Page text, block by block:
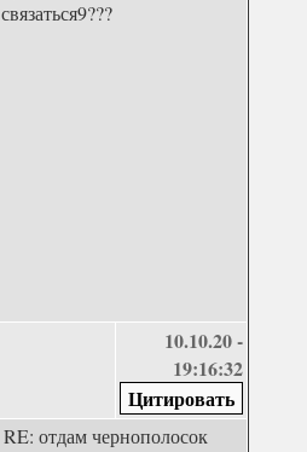
связаться9???
10.10.20 -
19:16:32
RE: отдам чернополосок